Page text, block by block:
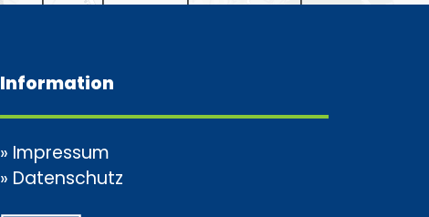
Information
» Impressum
» Datenschutz